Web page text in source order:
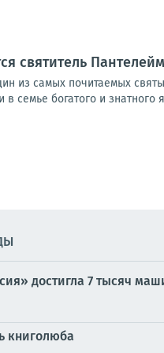
святитель
из самых почитаемых
семье богатого и знатного
достигла 7 тысяч
книголюба